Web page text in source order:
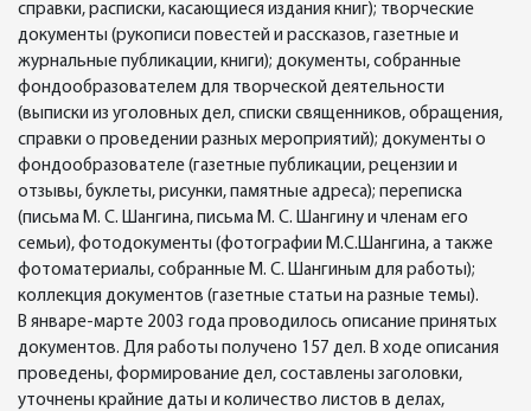
справки, расписки, касающиеся издания книг); творческие
документы (рукописи повестей и рассказов, газетные и
журнальные публикации, книги); документы, собранные
фондообразователем для творческой деятельности
(выписки из уголовных дел, списки священников, обращения,
справки о проведении разных мероприятий); документы о
фондообразователе (газетные публикации, рецензии и
отзывы, буклеты, рисунки, памятные адреса); переписка
(письма М. С. Шангина, письма М. С. Шангину и членам его
семьи), фотодокументы (фотографии М.С.Шангина, а также
фотоматериалы, собранные М. С. Шангиным для работы);
коллекция документов (газетные статьи на разные темы).
В январе-марте 2003 года проводилось описание принятых
документов. Для работы получено 157 дел. В ходе описания
проведены, формирование дел, составлены заголовки,
уточнены крайние даты и количество листов в делах,